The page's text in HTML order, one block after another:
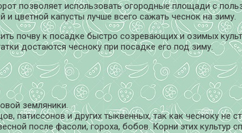
позволяет использовать огородные площади с
цветной капусты лучше всего сажать чеснок на зиму.
почву к посадке быстро созревающих и озимых
достаются чесноку при посадке его под зиму.
земляники.
патиссонов и других тыквенных, так как чесноку
после фасоли, гороха, бобов. Корни этих